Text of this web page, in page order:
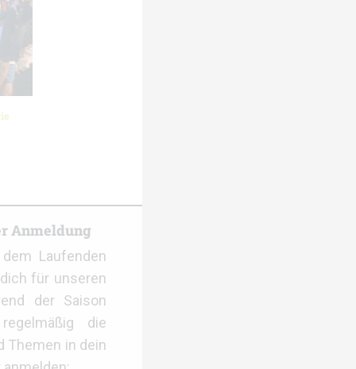
Anmeldung
Laufenden
für unseren
der Saison
die
Themen in dein